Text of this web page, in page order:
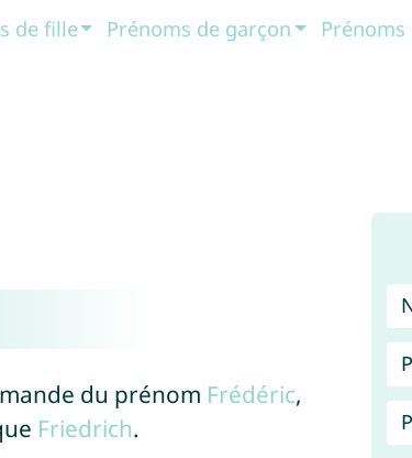
de fille Prénoms de garçon
du prénom Frédéric,
Friedrich.